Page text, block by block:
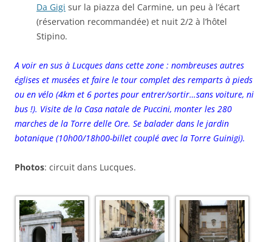
Da Gigi sur la piazza del Carmine, un peu à l’écart
(réservation recommandée) et nuit 2/2 à l’hôtel
Stipino.
A voir en sus à Lucques dans cette zone : nombreuses autres
églises et musées et faire le tour complet des remparts à pieds
ou en vélo (4km et 6 portes pour entrer/sortir…sans voiture, ni
bus !). Visite de la Casa natale de Puccini, monter les 280
marches de la Torre delle Ore. Se balader dans le jardin
botanique (10h00/18h00-billet couplé avec la Torre Guinigi).
Photos: circuit dans Lucques.